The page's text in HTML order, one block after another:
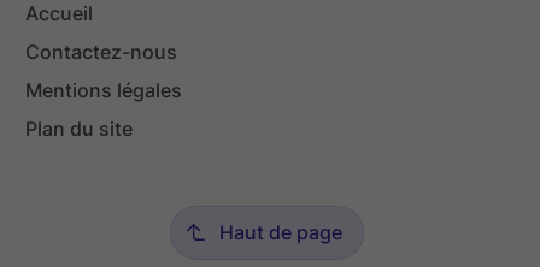
Accueil
Contactez-nous
Mentions légales
Plan du site
Haut de page